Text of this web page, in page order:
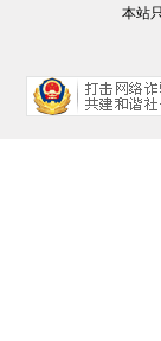
本站